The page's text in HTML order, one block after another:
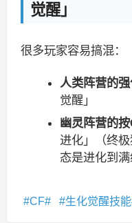
觉醒」
很多玩家容易搞混：
人类阵营的
觉醒」
幽灵阵营的
进化」（终
态是进化到满
CF 生化觉醒技能